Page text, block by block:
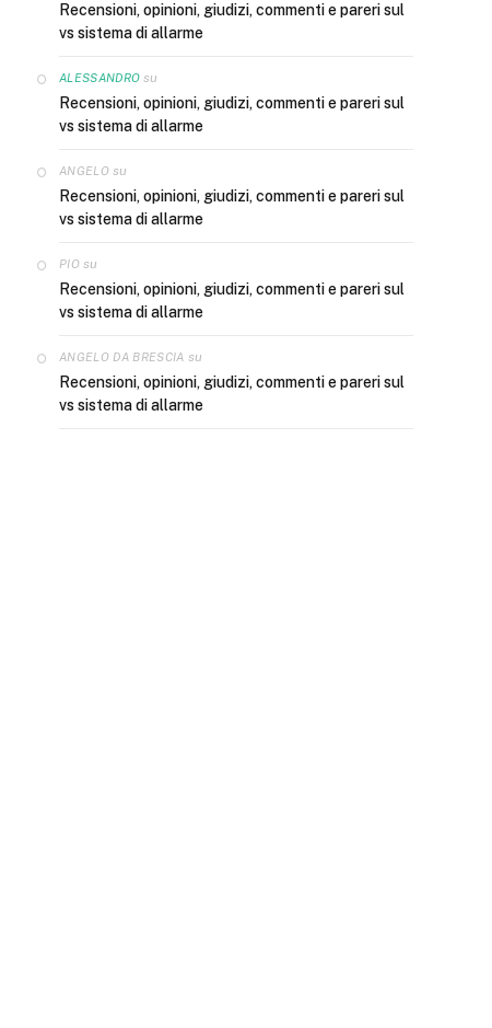
Recensioni, opinioni, giudizi, commenti e pareri sul
vs sistema di allarme
ALESSANDRO su
Recensioni, opinioni, giudizi, commenti e pareri sul
vs sistema di allarme
ANGELO su
Recensioni, opinioni, giudizi, commenti e pareri sul
vs sistema di allarme
PIO su
Recensioni, opinioni, giudizi, commenti e pareri sul
vs sistema di allarme
ANGELO DA BRESCIA su
Recensioni, opinioni, giudizi, commenti e pareri sul
vs sistema di allarme